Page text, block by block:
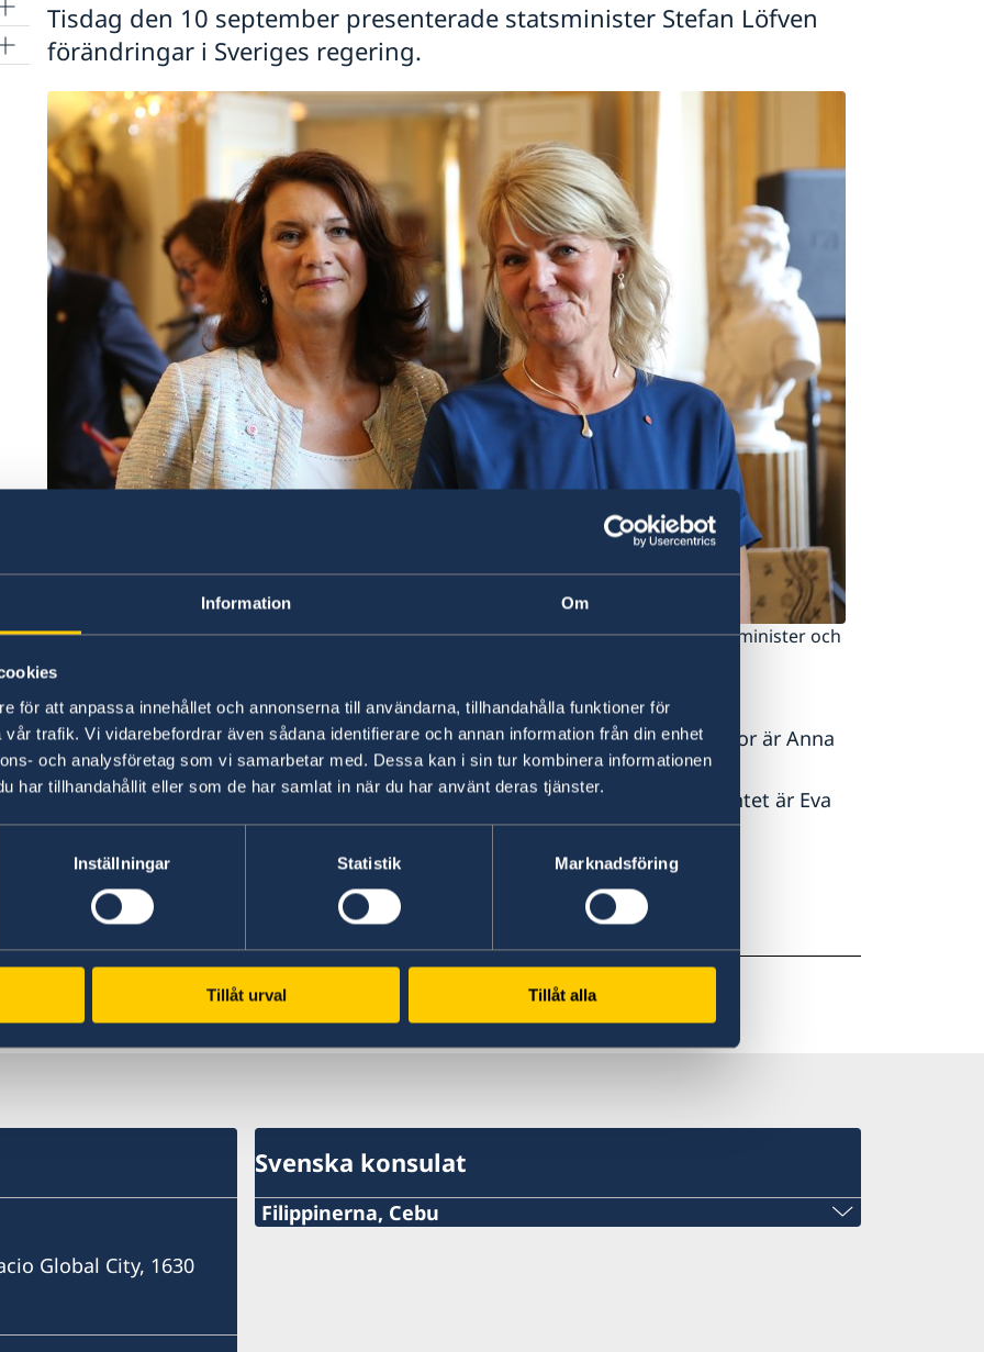
Information Om
för att anpassa innehållet och annonserna till användarna, tillhandahålla funktioner för
trafik. Vi vidarebefordrar även sådana identifierare och annan information från din enhet
och analysföretag som vi samarbetar med. Dessa kan i sin tur kombinera informationen
har tillhandahållit eller som de har samlat in när du har använt deras tjänster.
Inställningar Statistik Marknadsföring
Tillåt urval Tillåt alla
Tisdag den 10 september presenterade statsminister Stefan Löfven
förändringar i Sveriges regering.
Utrikesdepartementets nya statsråd, utrikesminister Ann Linde och utrikeshandelsminister och
Ny utrikesminister och chef för Utrikesdepartementet är Ann Linde.
Ny utrikeshandelsminister och minister med ansvar för nordiska frågor är Anna
Hallberg.
Ny arbetsmarknadsminister och chef för Arbetsmarknadsdepartementet är Eva
Nordmark.
Margot Wallström och Ylva Johansson lämnar regeringen.
Senast uppdaterad 22 maj 2026, 08.39
Global City, 1630
Svenska konsulat
Filippinerna, Cebu